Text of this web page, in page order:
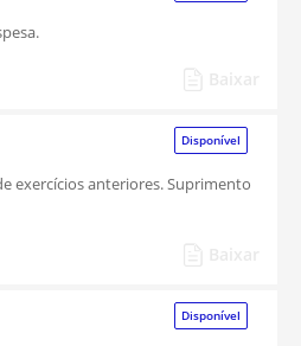
Disponível
exercícios anteriores. Suprimento
Disponível